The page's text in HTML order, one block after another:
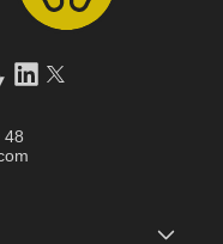
LinkedInGorjeo
48